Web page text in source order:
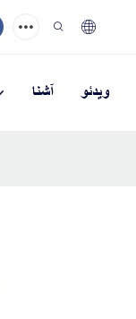
آشنا ویدئو